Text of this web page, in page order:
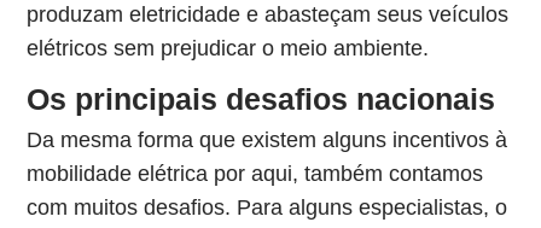
produzam eletricidade e abasteçam seus veículos
elétricos sem prejudicar o meio ambiente.
Os principais desafios nacionais
Da mesma forma que existem alguns incentivos à
mobilidade elétrica por aqui, também contamos
com muitos desafios. Para alguns especialistas, o